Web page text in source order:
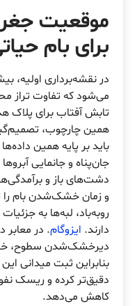
موقعیت
برای بام
در نقشه‌برداری اولیه،
می‌شود که تفاوت تراز
تابش آفتاب برای
همین چارچوب،
باید بر پایه همین
جان‌پناه و جانمایی
دشت‌های باز و
و زمان خشک‌شدن بام
رو‌به‌باد، لبه‌ها به
دارند. ایزوگام. در معابر
دیرخشک‌شدن سطوح،
بنابراین ثبت میدانی
دقیق‌تر کرده و ریسک
کاهش می‌دهد.